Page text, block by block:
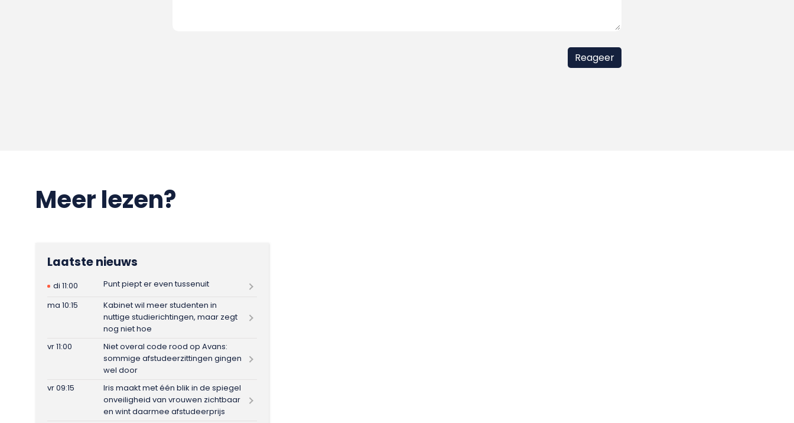
Meer lezen?
Laatste nieuws
di 11:00
Punt piept er even tussenuit
ma 10:15
Kabinet wil meer studenten in
nuttige studierichtingen, maar zegt
nog niet hoe
vr 11:00
Niet overal code rood op Avans:
sommige afstudeerzittingen gingen
wel door
vr 09:15
Iris maakt met één blik in de spiegel
onveiligheid van vrouwen zichtbaar
en wint daarmee afstudeerprijs